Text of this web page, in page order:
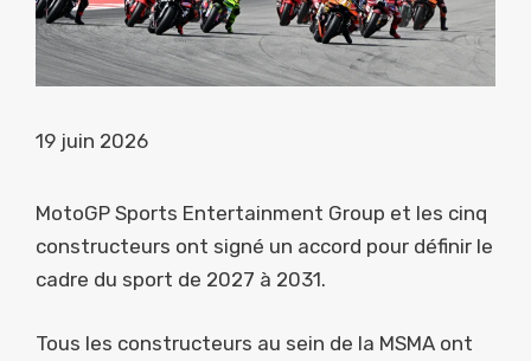
19 juin 2026
MotoGP Sports Entertainment Group et les cinq
constructeurs ont signé un accord pour définir le
cadre du sport de 2027 à 2031.
Tous les constructeurs au sein de la MSMA ont